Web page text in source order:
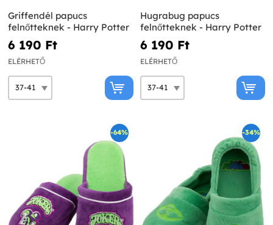
Griffendél papucs
felnőtteknek - Harry Potter
6 190 Ft‎
ELÉRHETŐ
Hugrabug papucs
felnőtteknek - Harry Potter
6 190 Ft‎
ELÉRHETŐ
-64% -34%